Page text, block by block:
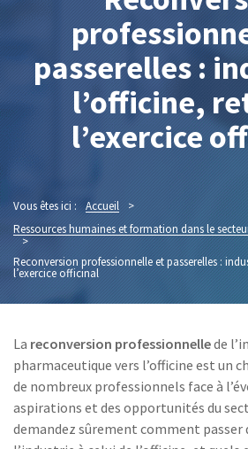
passerelles :
l’officine,
l’exercice
Vous êtes ici : Accueil
>
Ressources humaines et formation dans le
>
Reconversion professionnelle et passerelles :
l’exercice officinal
La reconversion professionnellede
pharmaceutique vers l’officine est un
de nombreux professionnels face à
aspirations et des opportunités du
demandez sûrement comment passer